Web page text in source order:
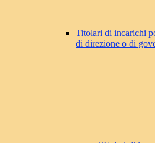
Titolari di incarichi
di direzione o di